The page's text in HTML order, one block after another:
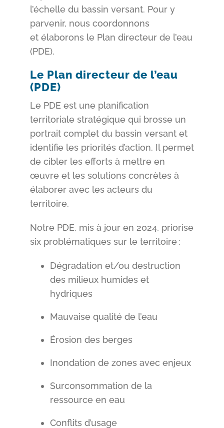
l’échelle du bassin versant. Pour y
parvenir, nous coordonnons
et élaborons le Plan directeur de l’eau
(PDE).
Le Plan directeur de l’eau
(PDE)
Le PDE est une planification
territoriale stratégique qui brosse un
portrait complet du bassin versant et
identifie les priorités d’action. Il permet
de cibler les efforts à mettre en
œuvre et les solutions concrètes à
élaborer avec les acteurs du
territoire.
Notre PDE, mis à jour en 2024, priorise
six problématiques sur le territoire :
Dégradation et/ou destruction
des milieux humides et
hydriques
Mauvaise qualité de l’eau
Érosion des berges
Inondation de zones avec enjeux
Surconsommation de la
ressource en eau
Conflits d’usage